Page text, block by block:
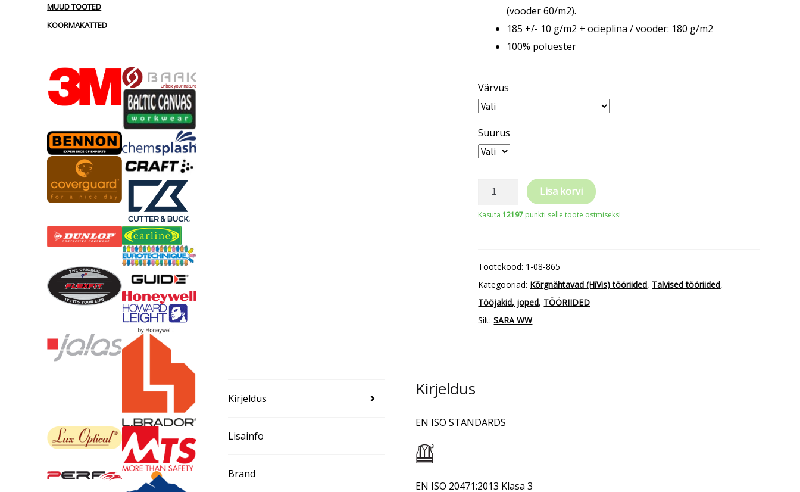
(vooder 60/m2).
185 +/- 10 g/m2 + ocieplina / vooder: 180 g/m2
100% polüester
Värvus
Suurus
SARA
vooderdatud
Comfort
Winter
Lisa korvi
Kasuta12197 punkti selle toote ostmiseks!
Tootekood: 1-08-865
Kategooriad: Kõrgnähtavad (HiVis) tööriided, Talvised tööriided,
Tööjakid, joped, TÖÖRIIDED
Silt:SARA WW
Kirjeldus
Lisainfo
Brand
Kirjeldus
EN ISO STANDARDS
EN ISO 20471:2013 Klasa 3
MUUD TOOTED
KOORMAKATTED